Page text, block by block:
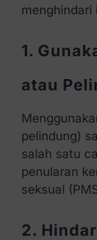
menghindari
1.
atau
pelindung)
salah satu
penularan
seksual
2.